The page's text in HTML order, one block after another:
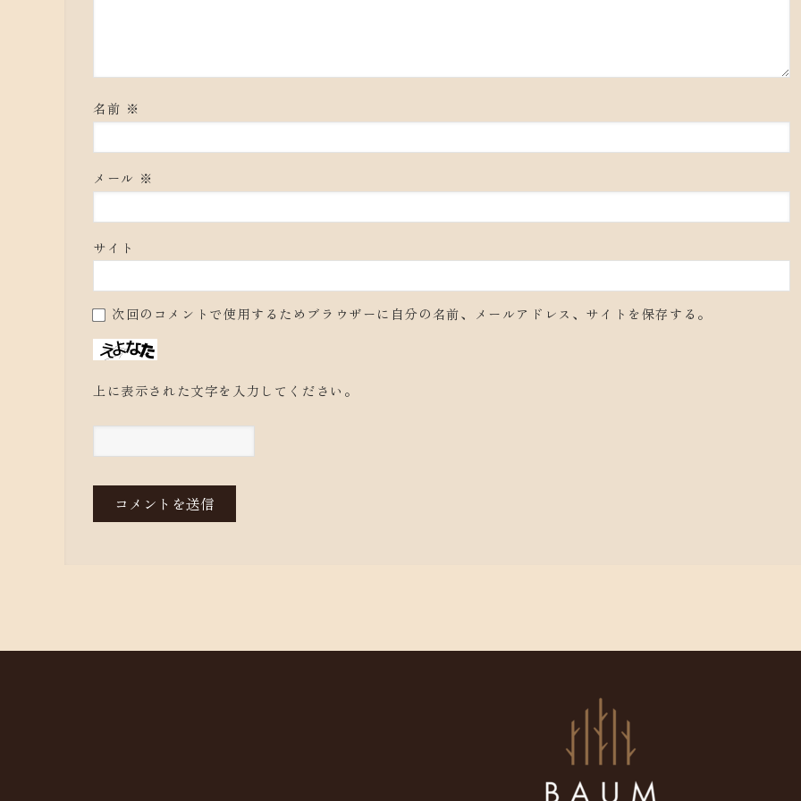
名前 ※
メール ※
サイト
次回のコメントで使用するためブラウザーに自分の名前、メールアドレス、サイトを保存する。
上に表示された文字を入力してください。